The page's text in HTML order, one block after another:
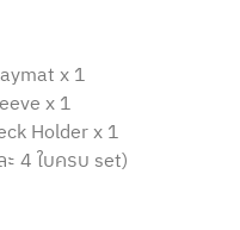
x 1
x 1
Holder x 1
4 ใบครบ set)